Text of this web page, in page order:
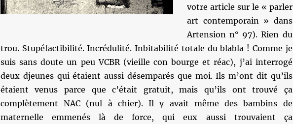
votre article sur le « parler
art contemporain » dans
Artension n° 97). Rien du
trou. Stupéfactibilité. Incrédulité. Inbitabilité totale du blabla ! Comme je
suis sans doute un peu VCBR (vieille con bourge et réac), j’ai interrogé
deux djeunes qui étaient aussi désemparés que moi. Ils m’ont dit qu’ils
étaient venus parce que c’était gratuit, mais qu’ils ont trouvé ça
complètement NAC (nul à chier). Il y avait même des bambins de
maternelle emmenés là de force, qui eux aussi trouvaient ça